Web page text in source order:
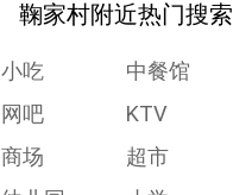
鞠家村附近热门搜索
小吃 中餐馆
网吧 KTV
商场 超市